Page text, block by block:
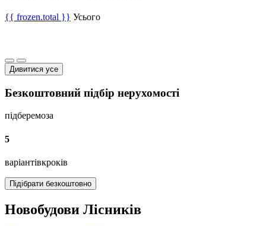
{{ frozen.total }} Усього
Дивитися усе
Безкоштовний підбір нерухомості
підберемоза
5
варіантівкроків
Підібрати безкоштовно
Новобудови Лісників